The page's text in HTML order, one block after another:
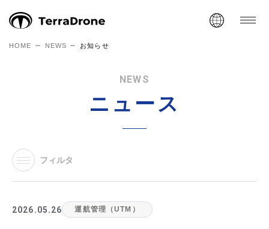
HOME NEWS お知らせ
NEWS
ニュース
フィルタ
2026.05.26 運航管理（UTM）